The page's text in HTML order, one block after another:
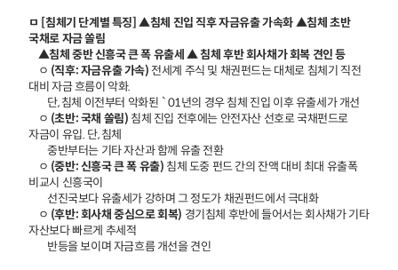
ㅁ [침체기 단계별 특징] ▲침체 진입 직후 자금유출 가속화 ▲침체 초반
국채로 자금 쏠림
▲침체 중반 신흥국 큰 폭 유출세 ▲ 침체 후반 회사채가 회복 견인 등
ㅇ (직후: 자금유출 가속) 전세계 주식 및 채권펀드는 대체로 침체기 직전
대비 자금 흐름이 악화.
단, 침체 이전부터 악화된 `01년의 경우 침체 진입 이후 유출세가 개선
ㅇ (초반: 국채 쏠림) 침체 진입 전후에는 안전자산 선호로 국채펀드로
자금이 유입. 단, 침체
중반부터는 기타 자산과 함께 유출 전환
ㅇ (중반: 신흥국 큰 폭 유출) 침체 도중 펀드 간의 잔액 대비 최대 유출폭
비교시 신흥국이
선진국보다 유출세가 강하며 그 정도가 채권펀드에서 극대화
ㅇ (후반: 회사채 중심으로 회복) 경기침체 후반에 들어서는 회사채가 기타
자산보다 빠르게 추세적
반등을 보이며 자금흐름 개선을 견인